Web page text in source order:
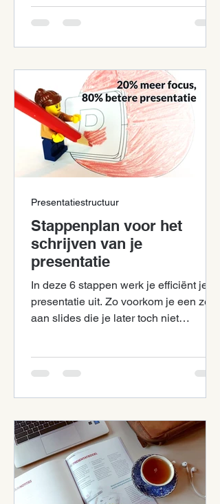
Stappenplan voor het
schrijven van je
presentatie
In deze 6 stappen werk je efficiënt je
presentatie uit. Zo voorkom je een zee
aan slides die je later toch niet
Presentatiestructuur